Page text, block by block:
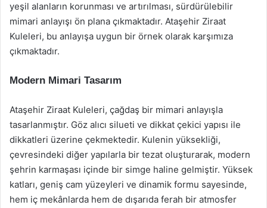
yeşil alanların korunması ve artırılması, sürdürülebilir
mimari anlayışı ön plana çıkmaktadır. Ataşehir Ziraat
Kuleleri, bu anlayışa uygun bir örnek olarak karşımıza
çıkmaktadır.
Modern Mimari Tasarım
Ataşehir Ziraat Kuleleri, çağdaş bir mimari anlayışla
tasarlanmıştır. Göz alıcı silueti ve dikkat çekici yapısı ile
dikkatleri üzerine çekmektedir. Kulenin yüksekliği,
çevresindeki diğer yapılarla bir tezat oluşturarak, modern
şehrin karmaşası içinde bir simge haline gelmiştir. Yüksek
katları, geniş cam yüzeyleri ve dinamik formu sayesinde,
hem iç mekânlarda hem de dışarıda ferah bir atmosfer